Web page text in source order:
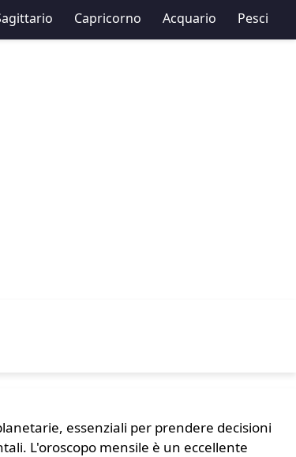
Capricorno Acquario Pesci
essenziali per prendere decisioni
L'oroscopo mensile è un eccellente